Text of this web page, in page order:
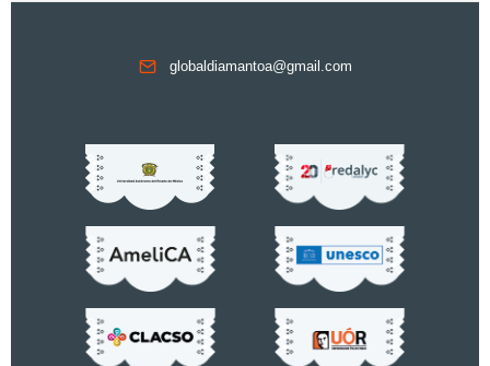
globaldiamantoa@gmail.com